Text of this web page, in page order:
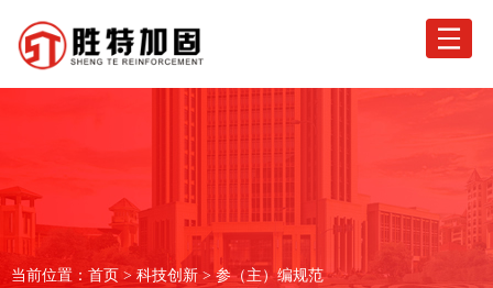
业务范围
工程案例
当前位置： 首页 > 科技创新 > 参（主）编规范